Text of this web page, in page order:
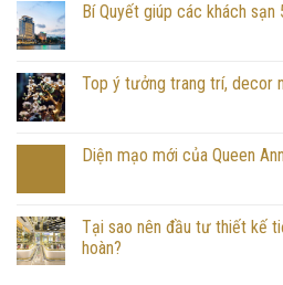
Bí Quyết giúp các khách sạn
Top ý tưởng trang trí, decor
Diện mạo mới của Queen
Tại sao nên đầu tư thiết kế
hoàn?